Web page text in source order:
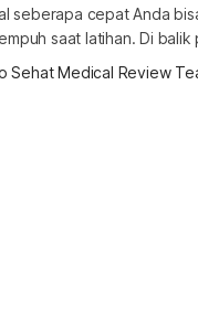
seberapa cepat Anda
saat latihan. Di
perlu disesuaikan
Sehat Medical Review